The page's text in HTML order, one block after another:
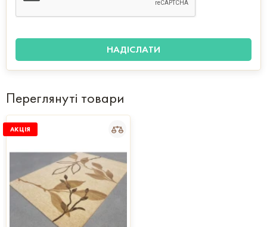
Переглянуті товари
АКЦІЯ